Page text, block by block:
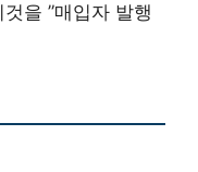
을 ”매입자 발행